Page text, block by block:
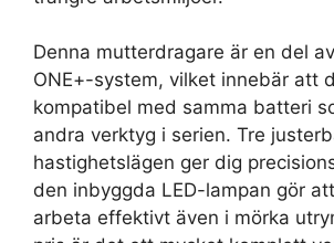
Denna mutterdragare är en del
ONE+-system, vilket innebär att
kompatibel med samma batteri
andra verktyg i serien. Tre
hastighetslägen ger dig
den inbyggda LED-lampan gör
arbeta effektivt även i mörka